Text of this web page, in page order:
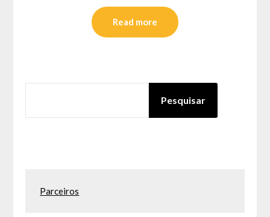
Read more
Pesquisar
Parceiros